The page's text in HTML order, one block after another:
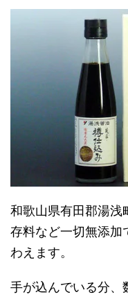
和歌山県有田郡湯浅
存料など一切無添加
わえます。
手が込んでいる分、